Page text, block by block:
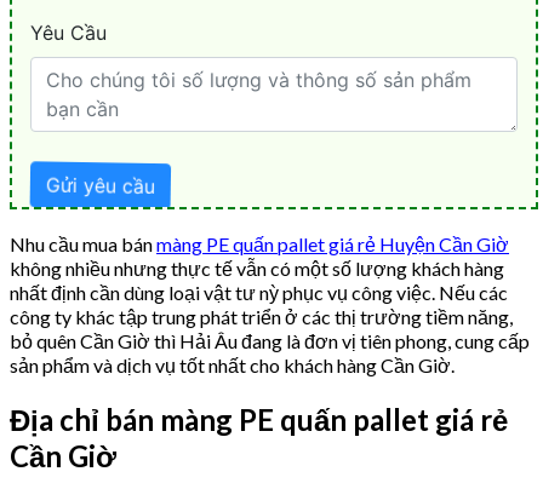
Nhu cầu mua bánmàng PE quấn pallet giá rẻ Huyện Cần Giờ
không nhiều nhưng thực tế vẫn có một số lượng khách hàng
nhất định cần dùng loại vật tư nỳ phục vụ công việc. Nếu các
công ty khác tập trung phát triển ở các thị trường tiềm năng,
bỏ quên Cần Giờ thì Hải Âu đang là đơn vị tiên phong, cung cấp
sản phẩm và dịch vụ tốt nhất cho khách hàng Cần Giờ.
Địa chỉ bán màng PE quấn pallet giá rẻ
Cần Giờ